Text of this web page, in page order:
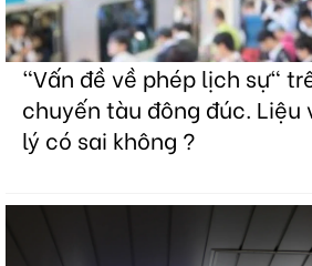
"Vấn đề về phép lịch sự"
chuyến tàu đông đúc.
lý có sai không ?